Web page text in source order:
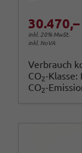
inkl. 20% MwSt.
inkl. NoVA
Verbrauch
CO2-Klasse:
CO2-